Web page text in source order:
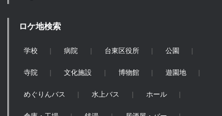
ロケ地検索
学校 病院 台東区役所 公園
寺院 文化施設 博物館 遊園地
めぐりんバス 水上バス ホール